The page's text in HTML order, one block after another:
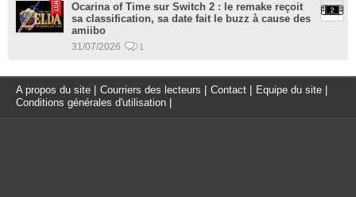
Ocarina of Time sur Switch 2 : le remake reçoit
sa classification, sa date fait le buzz à cause des
amiibo
31/07/2026 1
A propos du site Courriers des lecteurs Contact Equipe du site
Conditions générales d'utilisation